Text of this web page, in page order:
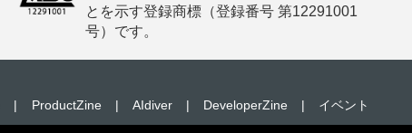
とを示す登録商標（登録番号 第12291001
号）です。
| ProductZine | AIdiver | DeveloperZine | イベント